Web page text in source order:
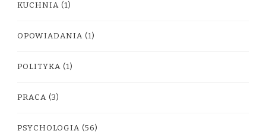
KUCHNIA (1)
OPOWIADANIA (1)
POLITYKA (1)
PRACA (3)
PSYCHOLOGIA (56)